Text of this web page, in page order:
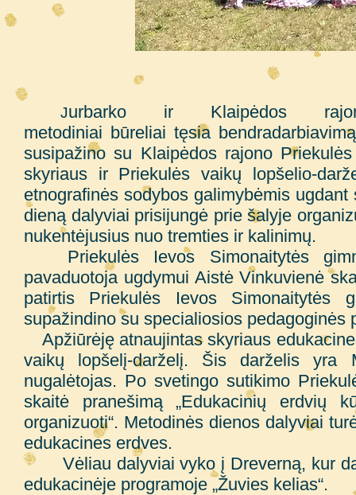
Jurbarko ir Klaipėdos
metodiniai būreliai tęsia
susipažino su Klaipėdos rajono
skyriaus ir Priekulės vaikų lopšelio-
etnografinės sodybos galimybėmis
dieną dalyviai prisijungė prie šalyje
nukentėjusius nuo tremties ir kalinimų.
Priekulės Ievos Simonaitytės
pavaduotoja ugdymui Aistė Vinkuvienė
patirtis Priekulės Ievos Simonaitytės
supažindino su specialiosios
Apžiūrėję atnaujintas skyriaus
vaikų lopšelį-darželį. Šis darželis yra
nugalėtojas. Po svetingo sutikimo
skaitė pranešimą „Edukacinių erdvių
organizuoti“. Metodinės dienos dalyviai
edukacines erdves.
Vėliau dalyviai vyko į Dreverną, kur
edukacinėje programoje „Žuvies kelias“.